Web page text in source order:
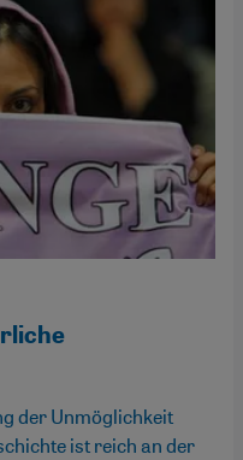
der Unmöglichkeit
ist reich an der